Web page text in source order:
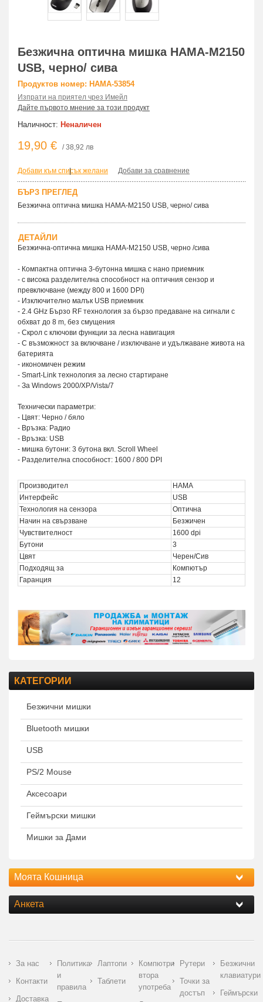
Безжична оптична мишка HAMA-M2150
USB, черно/ сива
Продуктов номер: HAMA-53854
Изпрати на приятел чрез Имейл
Дайте първото мнение за този продукт
Наличност: Неналичен
19,90 € / 38,92 лв
Добави към списък желани
| Добави за сравнение
БЪРЗ ПРЕГЛЕД
Безжична оптична мишка HAMA-M2150 USB, черно/ сива
ДЕТАЙЛИ
Безжична-оптична мишка HAMA-M2150 USB, черно /сива
- Компактна оптична 3-бутонна мишка с нано приемник
- с висока разделителна способност на оптичния сензор и
превключване (между 800 и 1600 DPI)
- Изключително малък USB приемник
- 2.4 GHz Бързо RF технология за бързо предаване на сигнали с
обхват до 8 m, без смущения
- Скрол с ключови функции за лесна навигация
- С възможност за включване / изключване и удължаване живота на
батерията
- икономичен режим
- Smart-Link технология за лесно стартиране
- За Windows 2000/XP/Vista/7
Технически параметри:
- Цвят: Черно / бяло
- Връзка: Радио
- Връзка: USB
- мишка бутони: 3 бутона вкл. Scroll Wheel
- Разделителна способност: 1600 / 800 DPI
Производител
HAMA
Интерфейс
USB
Технология на сензора
Оптична
Начин на свързване
Безжичен
Чувствителност
1600 dpi
Бутони
3
Цвят
Черен/Сив
Подходящ за
Компютър
Гаранция
12
КАТЕГОРИИ
Безжични мишки
Bluetooth мишки
USB
PS/2 Mouse
Аксесоари
Геймърски мишки
Мишки за Дами
Моята Кошница
Анкета
За нас
Контакти
Доставка
Политика
и
правила
Лаптопи
Таблети
Компютри
втора
употреба
Рутери
Точки за
достъп
Безжични
клавиатури
Геймърски